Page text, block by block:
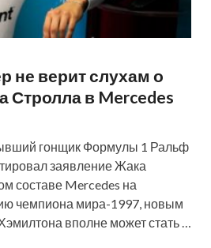
не верит слухам о
Стролла в Mercedes
гонщик Формулы 1 Ральф
заявление Жака
составе Mercedes на
чемпиона мира-1997, новым
вполне может стать …